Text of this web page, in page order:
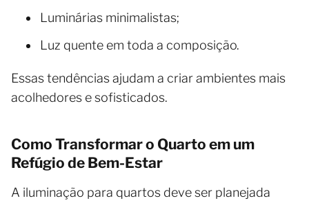
Luminárias minimalistas;
Luz quente em toda a composição.
Essas tendências ajudam a criar ambientes mais
acolhedores e sofisticados.
Como Transformar o Quarto em um
Refúgio de Bem-Estar
A iluminação para quartos deve ser planejada